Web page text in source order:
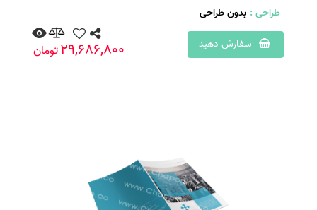
طراحی : بدون طراحی
سفارش دهید
29,686,800تومان